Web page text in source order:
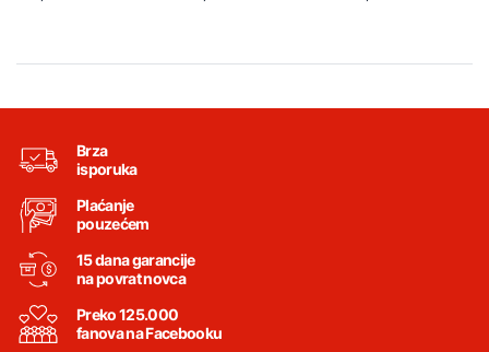
Brza
isporuka
Plaćanje
pouzećem
15 dana garancije
na povrat novca
Preko 125.000
fanova na Facebooku